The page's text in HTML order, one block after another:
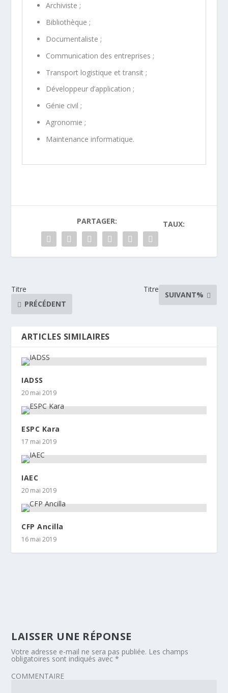
Archiviste ;
Bibliothèque ;
Documentaliste ;
Communication des entreprises ;
Transport logistique et transit ;
Développeur d’application ;
Génie civil ;
Agronomie ;
Maintenance informatique.
PARTAGER: TAUX:
Titre
PRÉCÉDENT
Titre
SUIVANT%
ARTICLES SIMILAIRES
IADSS
20 mai 2019
ESPC Kara
17 mai 2019
IAEC
20 mai 2019
CFP Ancilla
16 mai 2019
LAISSER UNE RÉPONSE
Votre adresse e-mail ne sera pas publiée. Les champs
obligatoires sont indiqués avec*
COMMENTAIRE